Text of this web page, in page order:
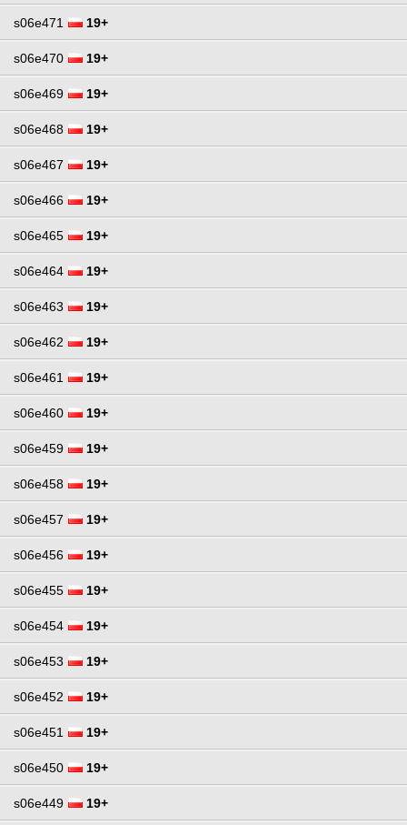
s06e471 19+
s06e470 19+
s06e469 19+
s06e468 19+
s06e467 19+
s06e466 19+
s06e465 19+
s06e464 19+
s06e463 19+
s06e462 19+
s06e461 19+
s06e460 19+
s06e459 19+
s06e458 19+
s06e457 19+
s06e456 19+
s06e455 19+
s06e454 19+
s06e453 19+
s06e452 19+
s06e451 19+
s06e450 19+
s06e449 19+